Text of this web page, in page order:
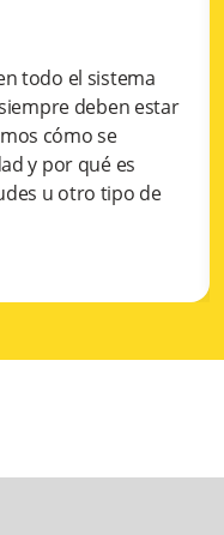
todo el sistema
deben estar
cómo se
y por qué es
u otro tipo de